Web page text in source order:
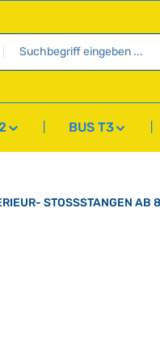
BUS T3
STOSSSTANGEN AB